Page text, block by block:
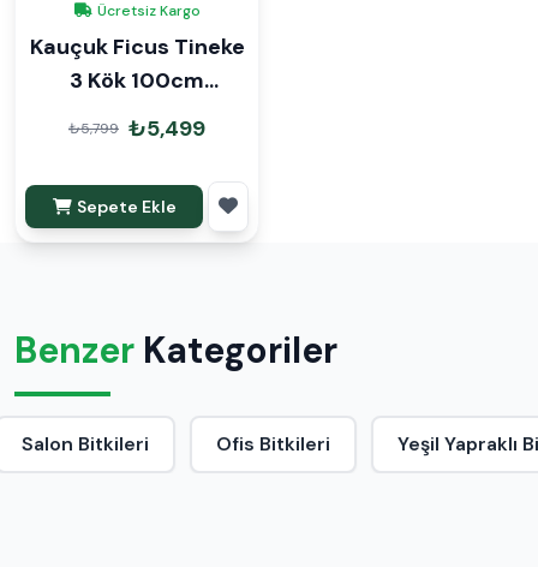
Ücretsiz Kargo
Kauçuk Ficus Tineke
3 Kök 100cm
Dekoratif Saksılı
₺5,799 ₺5,499
Sepete Ekle
Benzer Kategoriler
Salon Bitkileri Ofis Bitkileri Yeşil Yapraklı